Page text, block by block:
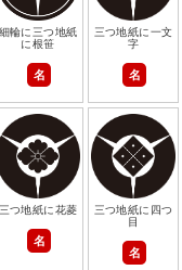
細輪に三つ地紙
に根笹
名
三つ地紙に一文
字
名
三つ地紙に花菱
名
三つ地紙に四つ
目
名